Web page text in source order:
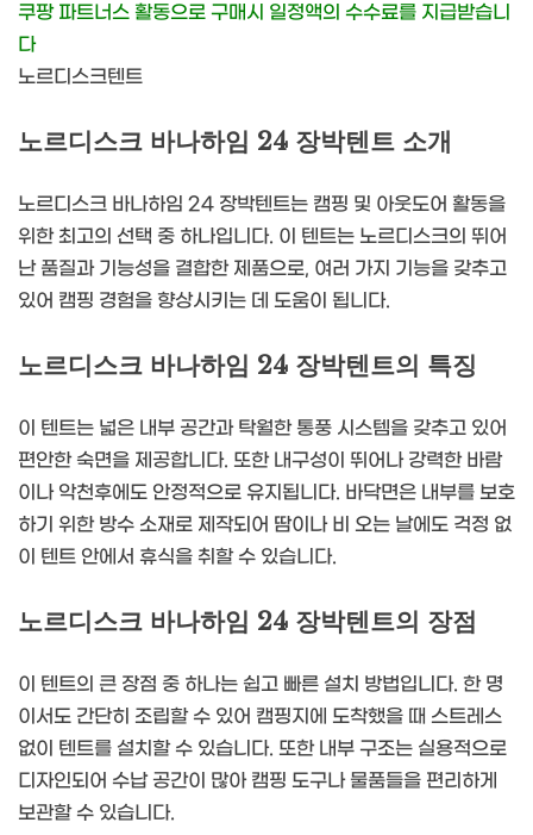
쿠팡 파트너스 활동으로 구매시 일정액의 수수료를 지급받습니
다
노르디스크텐트
노르디스크 바나하임 24 장박텐트 소개
노르디스크 바나하임 24 장박텐트는 캠핑 및 아웃도어 활동을
위한 최고의 선택 중 하나입니다. 이 텐트는 노르디스크의 뛰어
난 품질과 기능성을 결합한 제품으로, 여러 가지 기능을 갖추고
있어 캠핑 경험을 향상시키는 데 도움이 됩니다.
노르디스크 바나하임 24 장박텐트의 특징
이 텐트는 넓은 내부 공간과 탁월한 통풍 시스템을 갖추고 있어
편안한 숙면을 제공합니다. 또한 내구성이 뛰어나 강력한 바람
이나 악천후에도 안정적으로 유지됩니다. 바닥면은 내부를 보호
하기 위한 방수 소재로 제작되어 땀이나 비 오는 날에도 걱정 없
이 텐트 안에서 휴식을 취할 수 있습니다.
노르디스크 바나하임 24 장박텐트의 장점
이 텐트의 큰 장점 중 하나는 쉽고 빠른 설치 방법입니다. 한 명
이서도 간단히 조립할 수 있어 캠핑지에 도착했을 때 스트레스
없이 텐트를 설치할 수 있습니다. 또한 내부 구조는 실용적으로
디자인되어 수납 공간이 많아 캠핑 도구나 물품들을 편리하게
보관할 수 있습니다.